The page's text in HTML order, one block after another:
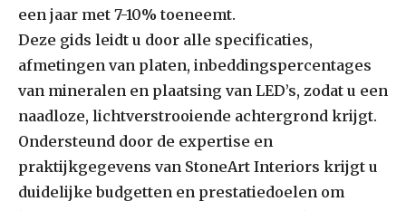
een jaar met 7-10% toeneemt.
Deze gids leidt u door alle specificaties,
afmetingen van platen, inbeddingspercentages
van mineralen en plaatsing van LED’s, zodat u een
naadloze, lichtverstrooiende achtergrond krijgt.
Ondersteund door de expertise en
praktijkgegevens van StoneArt Interiors krijgt u
duidelijke budgetten en prestatiedoelen om